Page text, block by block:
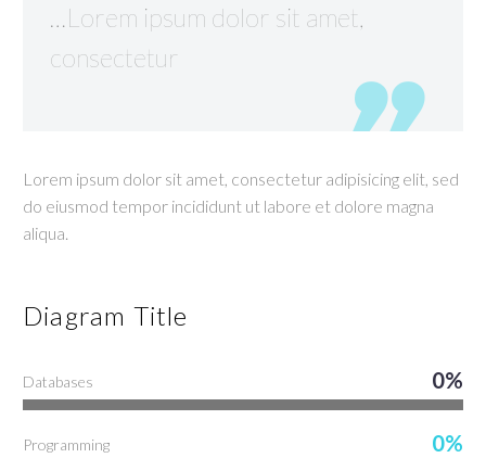
…Lorem ipsum dolor sit amet,
consectetur
Lorem ipsum dolor sit amet, consectetur adipisicing elit, sed
do eiusmod tempor incididunt ut labore et dolore magna
aliqua.
Diagram Title
Databases 0%
Programming 0%